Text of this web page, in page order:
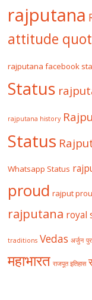
rajputana
attitude
rajputana facebook
Status
rajputana history
Status
Whatsapp Status
proud rajput
rajputana royal
traditions Vedas अर्जुन
महाभारत राजपूत इतिहास